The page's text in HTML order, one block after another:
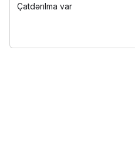
Çatdərılma var